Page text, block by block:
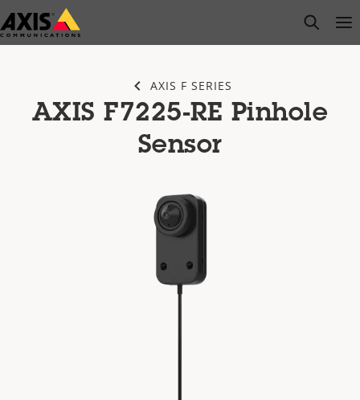
Passer
au
open
AXIS F SERIES
AXIS F7225-RE Pinhole
Sensor